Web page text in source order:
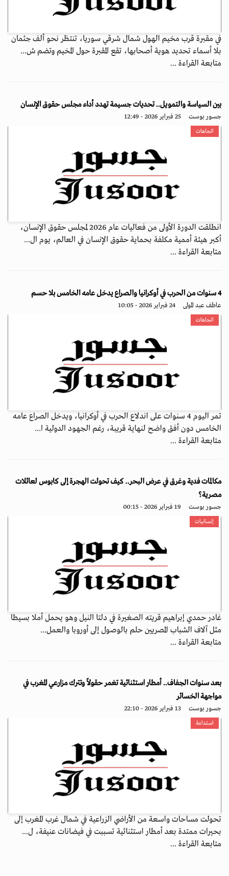
في مقبرة قرب مخيم الهول شمال شرقي سوريا، تنتظر نحو ألف جثمان
بلا أسماء تحديد هوية أصحابها، تقع المقبرة حول المخيم وتضم ش...
متابعة القراءة ...
بين السياسة والتمويل.. تحديات جسيمة تهدد أداء مجلس حقوق الإنسان
جسور بوست 25 فبراير 2026 - 12:49
اتجاهات
انطلقت الدورة الأولى من فعاليات عام 2026 لمجلس حقوق الإنسان،
أكبر هيئة أممية مكلفة بحماية حقوق الإنسان في العالم، يوم ال...
متابعة القراءة ...
4 سنوات من الحرب في أوكرانيا والصراع يدخل عامه الخامس بلا حسم
عاطف عبد المولى 24 فبراير 2026 - 10:05
اتجاهات
تمر اليوم 4 سنوات على اندلاع الحرب في أوكرانيا، ويدخل الصراع عامه
الخامس دون أفق واضح لنهاية قريبة، رغم الجهود الدولية ا...
متابعة القراءة ...
مكالمات فدية وغرق في عرض البحر.. كيف تحولت الهجرة إلى كابوس لعائلات
مصرية؟
جسور بوست 19 فبراير 2026 - 00:15
إنسانيات
غادر حمدي إبراهيم قريته الصغيرة في دلتا النيل وهو يحمل أملا بسيطا
مثل آلاف الشباب المصريين حلم بالوصول إلى أوروبا والعمل...
متابعة القراءة ...
بعد سنوات الجفاف.. أمطار استثنائية تغمر حقولاً وتترك مزارعي المغرب في
مواجهة الخسائر
جسور بوست 13 فبراير 2026 - 22:10
استدامة
تحولت مساحات واسعة من الأراضي الزراعية في شمال غرب المغرب إلى
بحيرات ممتدة بعد أمطار استثنائية تسببت في فيضانات عنيفة، ل...
متابعة القراءة ...